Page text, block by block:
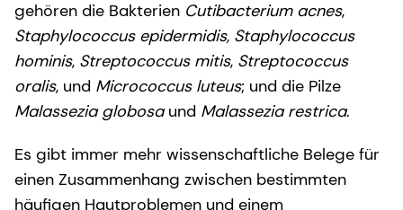
gehören die Bakterien Cutibacterium acnes,
Staphylococcus epidermidis, Staphylococcus
hominis, Streptococcus mitis, Streptococcus
oralis, und Micrococcus luteus; und die Pilze
Malassezia globosaund Malassezia restrica.
Es gibt immer mehr wissenschaftliche Belege für
einen Zusammenhang zwischen bestimmten
häufigen Hautproblemen und einem